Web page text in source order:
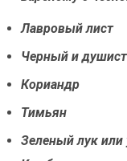
Лавровый лист
Черный и
Кориандр
Тимьян
Зеленый лук или